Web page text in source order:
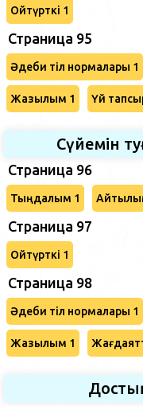
Ойтүрткі 1
Страница 95
Әдеби тіл нормалары 1
Жазылым 1 Үй
Сүйемін
Страница 96
Тыңдалым 1
Страница 97
Ойтүрткі 1
Страница 98
Әдеби тіл нормалары 1
Жазылым 1